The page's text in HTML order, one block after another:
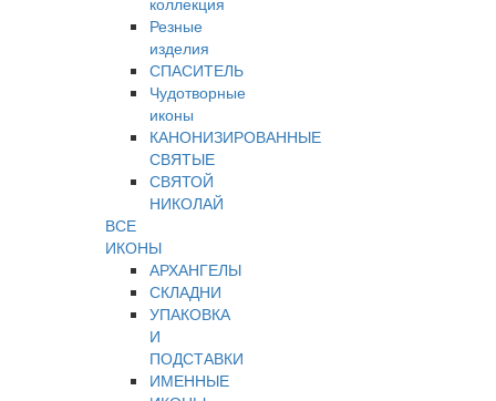
Резные
изделия
СПАСИТЕЛЬ
Чудотворные
иконы
КАНОНИЗИРОВАННЫЕ
СВЯТЫЕ
СВЯТОЙ
НИКОЛАЙ
ВСЕ
ИКОНЫ
АРХАНГЕЛЫ
СКЛАДНИ
УПАКОВКА
И
ПОДСТАВКИ
ИМЕННЫЕ